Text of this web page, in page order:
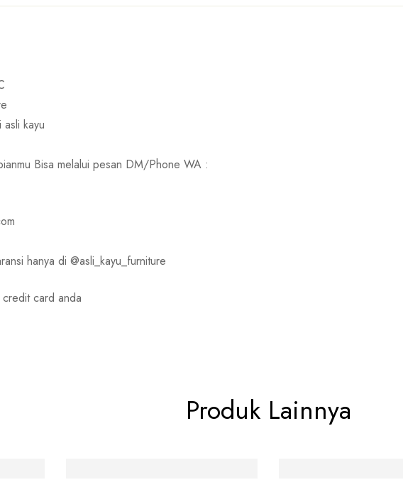
kayu
Bisa melalui pesan DM/Phone WA :
hanya di @asli_kayu_furniture
card anda
Produk Lainnya